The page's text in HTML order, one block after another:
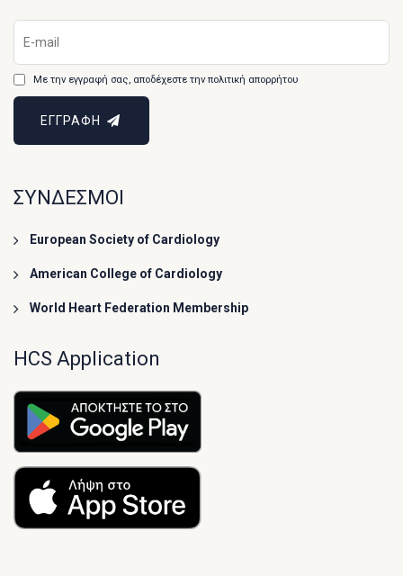
Με την εγγραφή σας, αποδέχεστε την πολιτική απορρήτου
ΕΓΓΡΑΦΗ
ΣΥΝΔΕΣΜΟΙ
European Society of Cardiology
American College of Cardiology
World Heart Federation Membership
HCS Application